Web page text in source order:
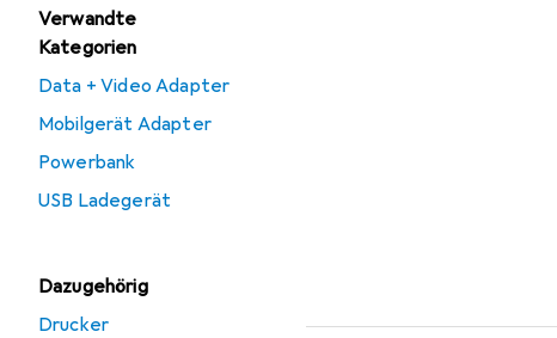
Verwandte
Kategorien
Data + Video Adapter
Mobilgerät Adapter
Powerbank
USB Ladegerät
Dazugehörig
Drucker